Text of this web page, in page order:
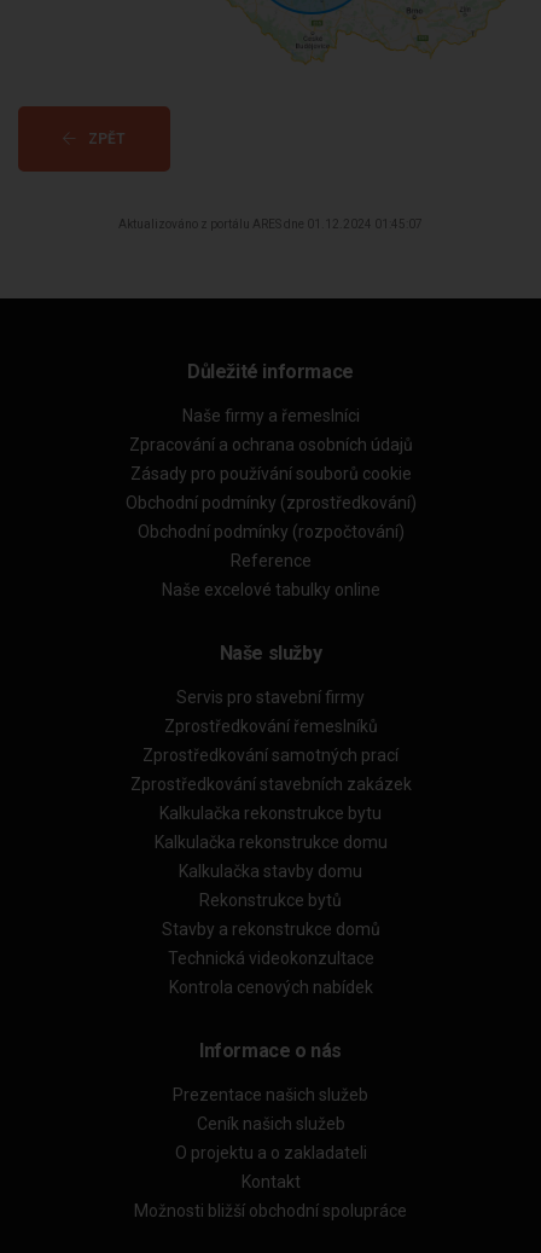
ZPĚT
Aktualizováno z portálu ARES dne 01.12.2024 01:45:07
Důležité informace
Naše firmy a řemeslníci
Zpracování a ochrana osobních údajů
Zásady pro používání souborů cookie
Obchodní podmínky (zprostředkování)
Obchodní podmínky (rozpočtování)
Reference
Naše excelové tabulky online
Naše služby
Servis pro stavební firmy
Zprostředkování řemeslníků
Zprostředkování samotných prací
Zprostředkování stavebních zakázek
Kalkulačka rekonstrukce bytu
Kalkulačka rekonstrukce domu
Kalkulačka stavby domu
Rekonstrukce bytů
Stavby a rekonstrukce domů
Technická videokonzultace
Kontrola cenových nabídek
Informace o nás
Prezentace našich služeb
Ceník našich služeb
O projektu a o zakladateli
Kontakt
Možnosti bližší obchodní spolupráce